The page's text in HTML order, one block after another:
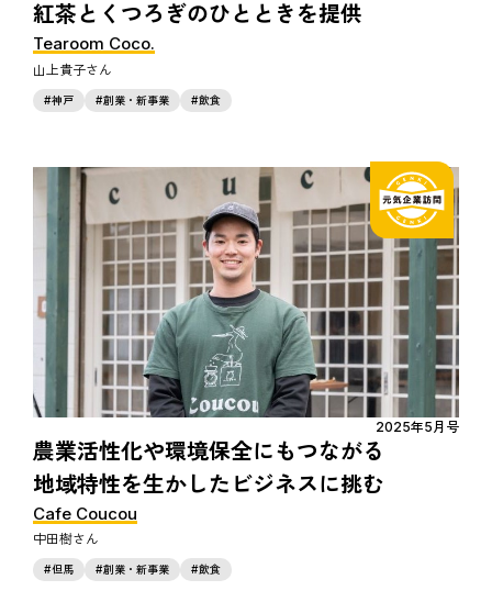
紅茶とくつろぎのひとときを提供
Tearoom Coco.
山上貴子
神戸 創業・新事業 飲食
2025年5月号
農業活性化や環境保全にもつながる
地域特性を生かしたビジネスに挑む
Cafe Coucou
中田樹
但馬 創業・新事業 飲食